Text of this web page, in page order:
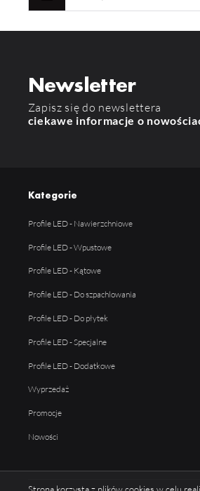
Newsletter
Zapisz się do newslettera
ciekawe informacje o
Kategorie
Profile LED - Nawierzchniowe
Profile LED - Wpustowe
Profile LED - Kątowe
Profile LED - Do szpachlowania
Profile LED - Do płytek
Profile LED - Specjalne
Profile LED - Dodatkowe
Wyprzedaż
Promocje
Nowości